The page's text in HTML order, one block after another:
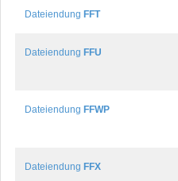
Dateiendung FFT
Dateiendung FFU
Dateiendung FFWP
Dateiendung FFX